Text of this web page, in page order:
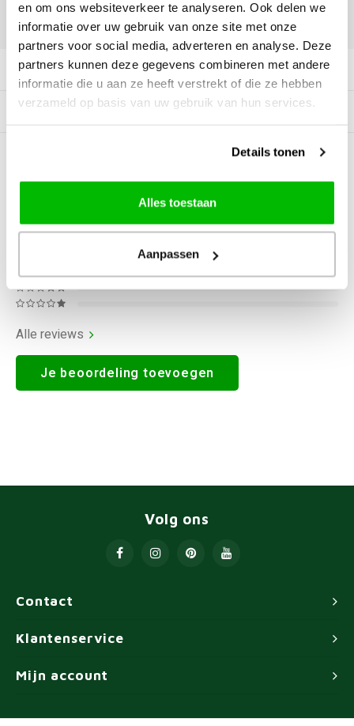
en om ons websiteverkeer te analyseren. Ook delen we
informatie over uw gebruik van onze site met onze
partners voor social media, adverteren en analyse. Deze
partners kunnen deze gegevens combineren met andere
informatie die u aan ze heeft verstrekt of die ze hebben
verzameld op basis van uw gebruik van hun services.
Details tonen
Alles toestaan
Aanpassen
DELEN:
Productomschrijving
Gerelateerde producten
BEOORDELINGEN
Alle reviews
Je beoordeling toevoegen
Contact
Volg ons
Klantenservice
Mijn account